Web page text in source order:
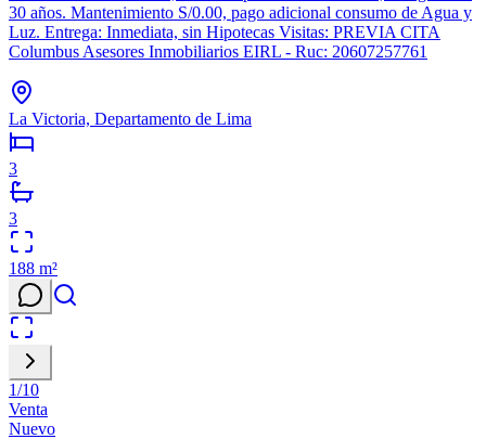
30 años. Mantenimiento S/0.00, pago adicional consumo de Agua y
Luz. Entrega: Inmediata, sin Hipotecas Visitas: PREVIA CITA
Columbus Asesores Inmobiliarios EIRL - Ruc: 20607257761
La Victoria, Departamento de Lima
3
3
188 m²
1/10
Venta
Nuevo